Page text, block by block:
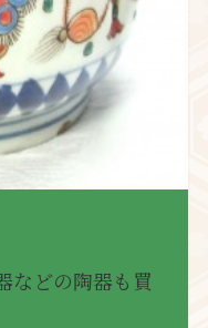
などの陶器も買